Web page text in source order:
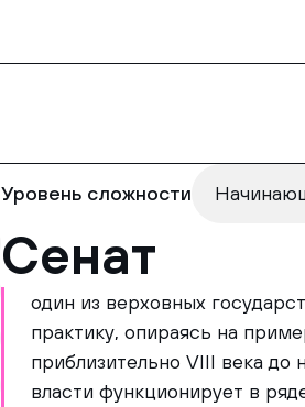
Уровень сложности
Сенат
один из верховных
практику, опираясь на
приблизительно VIII века до
власти функционирует в